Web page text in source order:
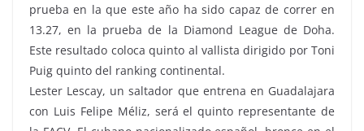
prueba en la que este año ha sido capaz de correr en
13.27, en la prueba de la Diamond League de Doha.
Este resultado coloca quinto al vallista dirigido por Toni
Puig quinto del ranking continental.
Lester Lescay, un saltador que entrena en Guadalajara
con Luis Felipe Méliz, será el quinto representante de